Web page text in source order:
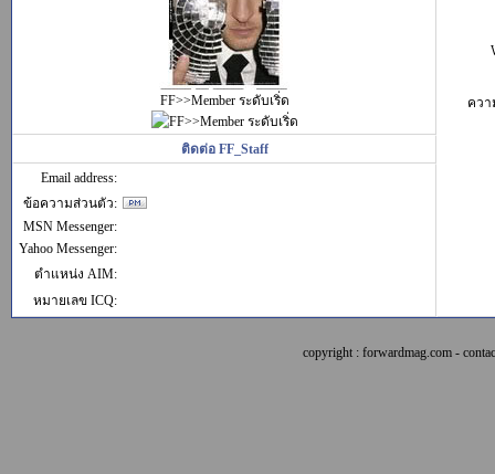
FF>>Member ระดับเริ่ด คว
ติดต่อ FF_Staff
Email address:
ข้อความส่วนตัว:
MSN Messenger:
Yahoo Messenger:
ตำแหน่ง AIM:
หมายเลข ICQ:
copyright : forwardmag.com -